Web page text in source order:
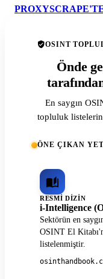
OSINT
Önde
En saygın
topluluk
ÖNE ÇIKAN
RESMI DIZIN
i-Intelligence
Sektörün en
OSINT El
listelenmiştir.